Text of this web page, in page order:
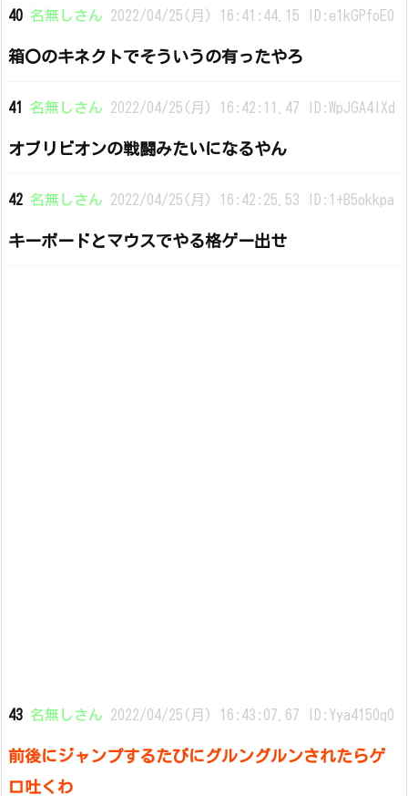
40 名無しさん 2022/04/25(月) 16:41:44.15 ID:e1kGPfoE0
箱〇のキネクトでそういうの有ったやろ
41 名無しさん 2022/04/25(月) 16:42:11.47 ID:WpJGA4lXd
オブリビオンの戦闘みたいになるやん
42 名無しさん 2022/04/25(月) 16:42:25.53 ID:1+B5okkpa
キーボードとマウスでやる格ゲー出せ
43 名無しさん 2022/04/25(月) 16:43:07.67 ID:Yya4150q0
前後にジャンプするたびにグルングルンされたらゲ
ロ吐くわ